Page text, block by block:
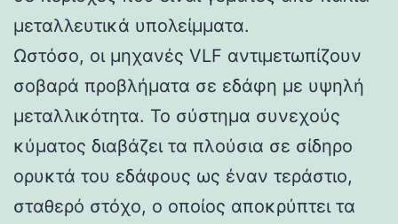
μεταλλευτικά υπολείμματα.
Ωστόσο, οι μηχανές VLF αντιμετωπίζουν
σοβαρά προβλήματα σε εδάφη με υψηλή
μεταλλικότητα. Το σύστημα συνεχούς
κύματος διαβάζει τα πλούσια σε σίδηρο
ορυκτά του εδάφους ως έναν τεράστιο,
σταθερό στόχο, ο οποίος αποκρύπτει τα